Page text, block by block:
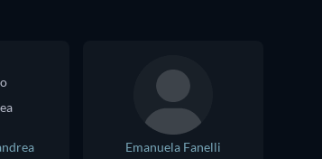
Emanuela Fanelli